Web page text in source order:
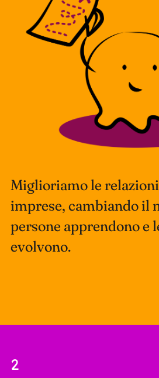
Miglioriamo le
imprese, cambiando il
persone apprendono e
evolvono.
2